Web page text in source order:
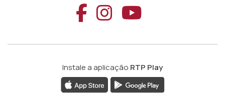
Aceder ao
Aceder ao
Aceder
Instale a aplicação RTP Play